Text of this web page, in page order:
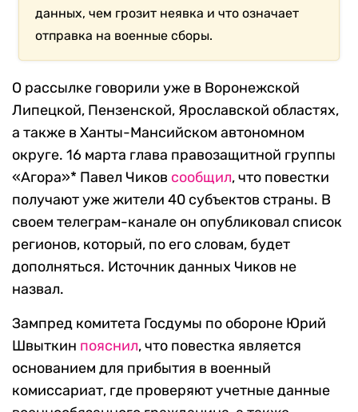
данных, чем грозит неявка и что означает
отправка на военные сборы.
О рассылке говорили уже в Воронежской
Липецкой, Пензенской, Ярославской областях,
а также в Ханты-Мансийском автономном
округе. 16 марта глава правозащитной группы
«Агора»* Павел Чиков сообщил, что повестки
получают уже жители 40 субъектов страны. В
своем телеграм-канале он опубликовал список
регионов, который, по его словам, будет
дополняться. Источник данных Чиков не
назвал.
Зампред комитета Госдумы по обороне Юрий
Швыткин пояснил, что повестка является
основанием для прибытия в военный
комиссариат, где проверяют учетные данные